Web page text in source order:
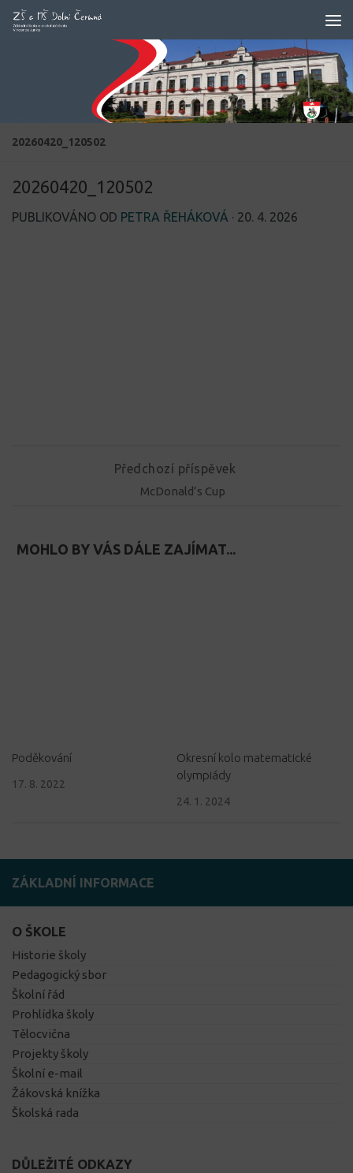
Skip to content
20260420_120502
20260420_120502
PUBLIKOVÁNO OD PETRA ŘEHÁKOVÁ · 20. 4. 2026
Předchozí příspěvek
McDonald’s Cup
MOHLO BY VÁS DÁLE ZAJÍMAT...
Poděkování
17. 8. 2022
Okresní kolo matematické
olympiády
24. 1. 2024
ZÁKLADNÍ INFORMACE
O ŠKOLE
Historie školy
Pedagogický sbor
Školní řád
Prohlídka školy
Tělocvična
Projekty školy
Školní e-mail
Žákovská knížka
Školská rada
DŮLEŽITÉ ODKAZY